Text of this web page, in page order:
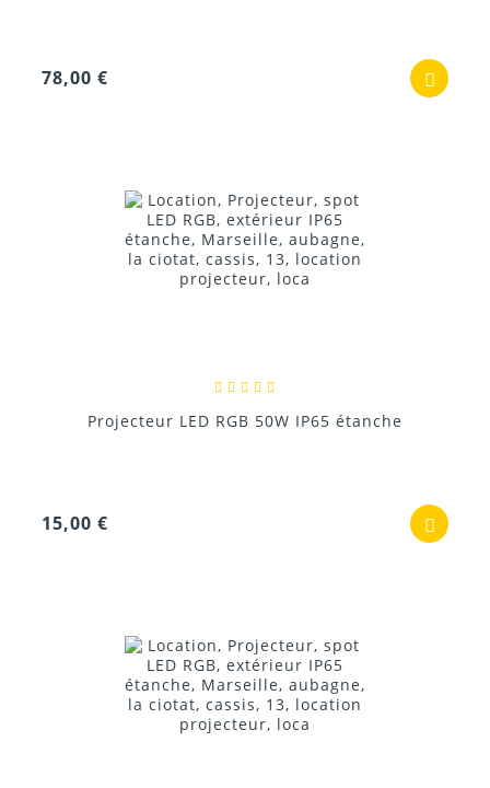
78,00 €
Projecteur LED RGB 50W IP65 étanche
15,00 €